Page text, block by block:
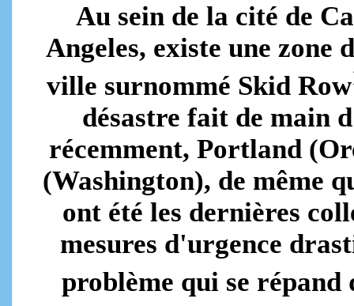
Au sein de la cité de
Angeles, existe une zone
ville surnommé Skid Row
désastre fait de main
récemment, Portland
(Washington), de même
ont été les dernières
mesures d'urgence
problème qui se répand